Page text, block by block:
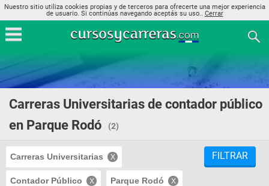
Nuestro sitio utiliza cookies propias y de terceros para ofrecerte una mejor experiencia
de usuario. Si continúas navegando aceptás su uso.. Cerrar
Carreras Universitarias de contador público
en Parque Rodó
(2)
Carreras Universitarias
Contador Público Parque Rodó
FILTRAR